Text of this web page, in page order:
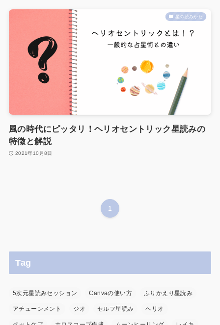
星の読みかた
風の時代にピッタリ！ヘリオセントリック星読みの
特徴と解説
2021年10月8日
1
Tag
5次元星読みセッション Canvaの使い方 ふりかえり星読み
アチューンメント ジオ セルフ星読み ヘリオ